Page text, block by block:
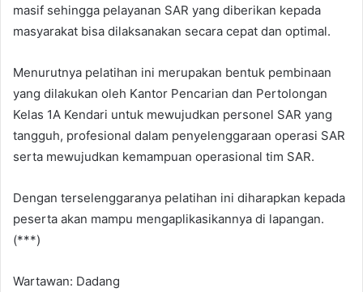
masif sehingga pelayanan SAR yang diberikan kepada
masyarakat bisa dilaksanakan secara cepat dan optimal.
Menurutnya pelatihan ini merupakan bentuk pembinaan
yang dilakukan oleh Kantor Pencarian dan Pertolongan
Kelas 1A Kendari untuk mewujudkan personel SAR yang
tangguh, profesional dalam penyelenggaraan operasi SAR
serta mewujudkan kemampuan operasional tim SAR.
Dengan terselenggaranya pelatihan ini diharapkan kepada
peserta akan mampu mengaplikasikannya di lapangan.
(***)
Wartawan: Dadang